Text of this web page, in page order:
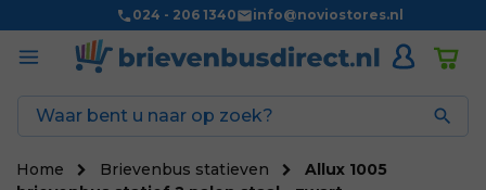
024 - 206 1340 info@noviostores.nl

Home Brievenbus statieven
Allux 1005